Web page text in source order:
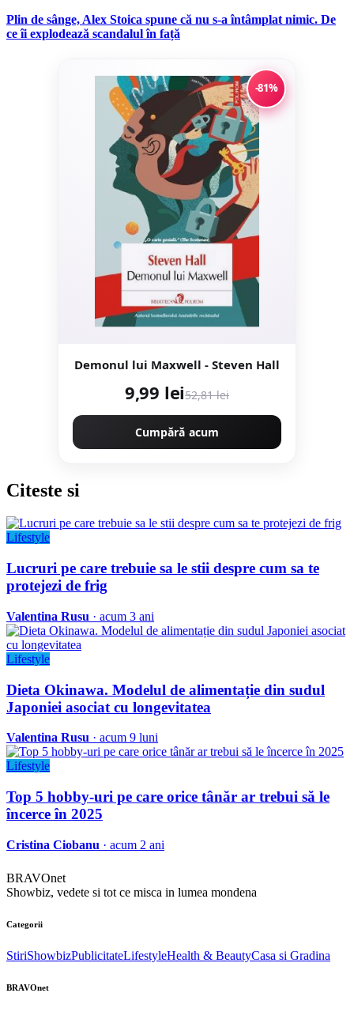
Plin de sânge, Alex Stoica spune că nu s-a întâmplat nimic. De
ce îi explodează scandalul în față
-81%
Demonul lui Maxwell - Steven Hall
9,99 lei52,81 lei
Cumpără acum
Citeste si
Lifestyle
Lucruri pe care trebuie sa le stii despre cum sa te
protejezi de frig
Valentina Rusu · acum 3 ani
Lifestyle
Dieta Okinawa. Modelul de alimentație din sudul
Japoniei asociat cu longevitatea
Valentina Rusu · acum 9 luni
Lifestyle
Top 5 hobby-uri pe care orice tânăr ar trebui să le
încerce în 2025
Cristina Ciobanu · acum 2 ani
BRAVOnet
Showbiz, vedete si tot ce misca in lumea mondena
Categorii
StiriShowbizPublicitateLifestyleHealth & BeautyCasa si Gradina
BRAVOnet